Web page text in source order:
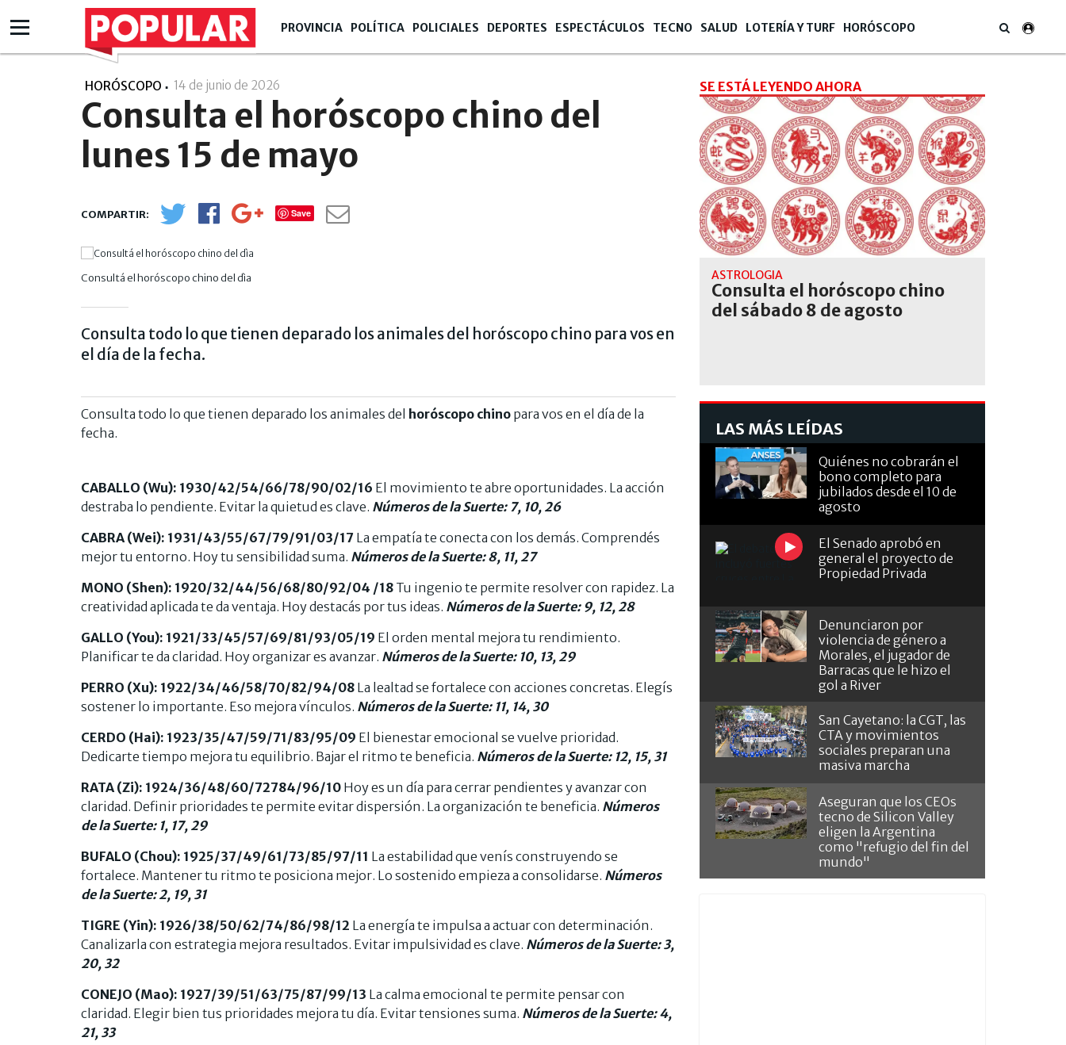
PROVINCIA POLÍTICA POLICIALES DEPORTES ESPECTÁCULOS TECNO SALUD LOTERÍA Y TURF HORÓSCOPO
HORÓSCOPO 14 de junio de 2026
Consulta el horóscopo chino del
lunes 15 de mayo
Save
Consultá el horóscopo chino del dìa
Consulta todo lo que tienen deparado los animales del horóscopo chino para vos en
el día de la fecha.
Consulta todo lo que tienen deparado los animales del horóscopo chino para vos en el día de la
fecha.
CABALLO (Wu): 1930/42/54/66/78/90/02/16 El movimiento te abre oportunidades. La acción
destraba lo pendiente. Evitar la quietud es clave. Números de la Suerte: 7, 10, 26
CABRA (Wei): 1931/43/55/67/79/91/03/17 La empatía te conecta con los demás. Comprendés
mejor tu entorno. Hoy tu sensibilidad suma. Números de la Suerte: 8, 11, 27
MONO (Shen): 1920/32/44/56/68/80/92/04 /18 Tu ingenio te permite resolver con rapidez. La
creatividad aplicada te da ventaja. Hoy destacás por tus ideas. Números de la Suerte: 9, 12, 28
GALLO (You): 1921/33/45/57/69/81/93/05/19 El orden mental mejora tu rendimiento.
Planificar te da claridad. Hoy organizar es avanzar. Números de la Suerte: 10, 13, 29
PERRO (Xu): 1922/34/46/58/70/82/94/08 La lealtad se fortalece con acciones concretas. Elegís
sostener lo importante. Eso mejora vínculos. Números de la Suerte: 11, 14, 30
CERDO (Hai): 1923/35/47/59/71/83/95/09 El bienestar emocional se vuelve prioridad.
Dedicarte tiempo mejora tu equilibrio. Bajar el ritmo te beneficia. Números de la Suerte: 12, 15, 31
RATA (Zi): 1924/36/48/60/72784/96/10 Hoy es un día para cerrar pendientes y avanzar con
claridad. Definir prioridades te permite evitar dispersión. La organización te beneficia. Números
de la Suerte: 1, 17, 29
BUFALO (Chou): 1925/37/49/61/73/85/97/11 La estabilidad que venís construyendo se
fortalece. Mantener tu ritmo te posiciona mejor. Lo sostenido empieza a consolidarse. Números
de la Suerte: 2, 19, 31
TIGRE (Yin): 1926/38/50/62/74/86/98/12 La energía te impulsa a actuar con determinación.
Canalizarla con estrategia mejora resultados. Evitar impulsividad es clave. Números de la Suerte: 3,
20, 32
CONEJO (Mao): 1927/39/51/63/75/87/99/13 La calma emocional te permite pensar con
claridad. Elegir bien tus prioridades mejora tu día. Evitar tensiones suma. Números de la Suerte: 4,
21, 33
SE ESTÁ LEYENDO AHORA
ASTROLOGÍA
Consulta el horóscopo chino
del sábado 8 de agosto
LAS MÁS LEÍDAS
Quiénes no cobrarán el
bono completo para
jubilados desde el 10 de
agosto
El Senado aprobó en
general el proyecto de
Propiedad Privada
Denunciaron por
violencia de género a
Morales, el jugador de
Barracas que le hizo el
gol a River
San Cayetano: la CGT, las
CTA y movimientos
sociales preparan una
masiva marcha
Aseguran que los CEOs
tecno de Silicon Valley
eligen la Argentina
como "refugio del fin del
mundo"